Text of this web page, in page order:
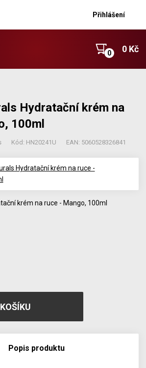
Přihlášení
0 Kč
Hydratační krém na
100ml
Kód: HN20241U EAN: 5060528326841
krém na ruce - Mango, 100ml
Popis produktu